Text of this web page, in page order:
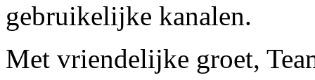
gebruikelijke kanalen.
Met vriendelijke groet,